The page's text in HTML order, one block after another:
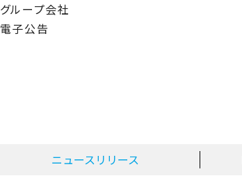
グループ会社
電子公告
ニュースリリース